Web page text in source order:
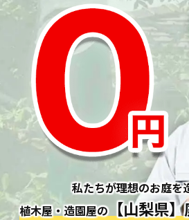
私たちが理想のお庭を
植木屋・造園屋の【山梨県